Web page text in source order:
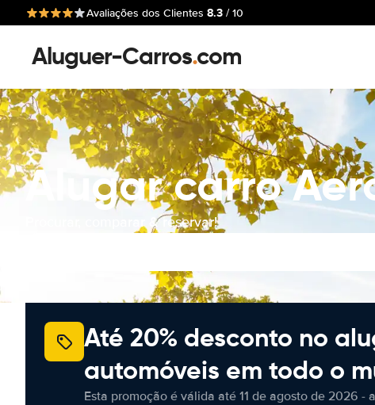
Avaliações dos Clientes 8.3 / 10
Aluguer-Carros.com
Alugar carro
Procurar, comparar & reservar!
Até 20% desconto no
automóveis em todo o
Esta promoção é válida até 11 de agosto de 2026 -